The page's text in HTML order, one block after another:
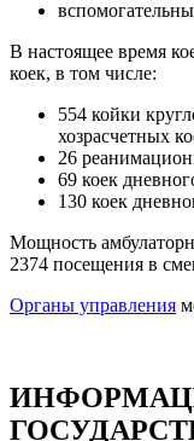
В настоящее время
коек, в том числе:
554 койки
хозрасчетных
26
69 коек
130 коек
Мощность
2374 посещения в
Органы управления